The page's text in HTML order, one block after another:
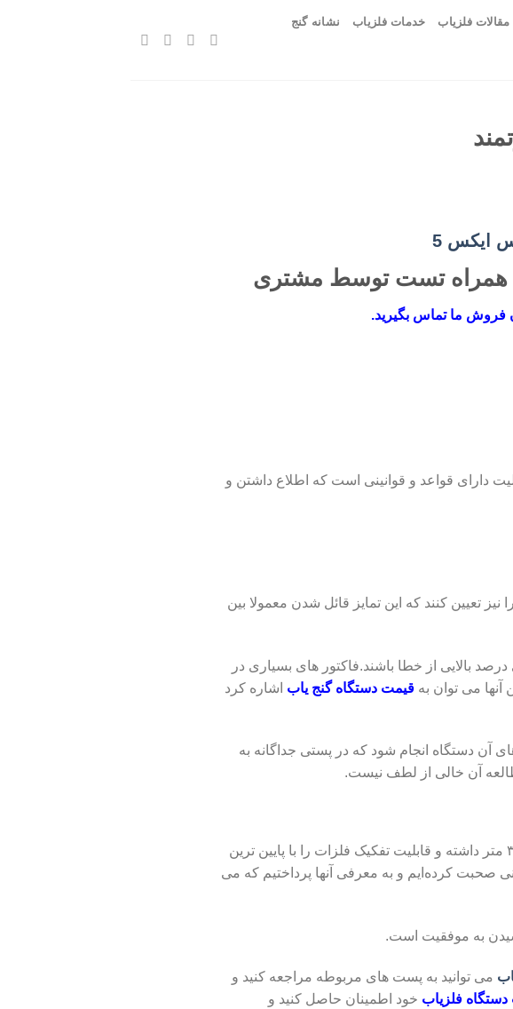
مقالات فلزیاب خدمات فلزیاب نشانه گنج
همراه تست توسط مشتری
فروش ما تماس بگیرید.
دارای قواعد و قوانینی است که اطلاع داشتن و
تعیین کنند که این تمایز قائل شدن معمولا بین
بالایی از خطا باشند.فاکتور های بسیاری در
می توان به قیمت دستگاه گنج یاب اشاره کرد
آن دستگاه انجام شود که در پستی جداگانه به
آن خالی از لطف نیست.
کاوش بالای ۳ متر داشته و قابلیت تفکیک فلزات را با پایین ترین
صحبت کرده‌ایم و به معرفی آنها پرداختیم که می
به موفقیت است.
می توانید به پست های مربوطه مراجعه کنید و
دستگاه فلزیاب خود اطمینان حاصل کنید و